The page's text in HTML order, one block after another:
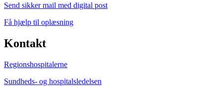
Send sikker mail med digital post
Få hjælp til oplæsning
Kontakt
Regionshospitalerne
Sundheds- og hospitalsledelsen